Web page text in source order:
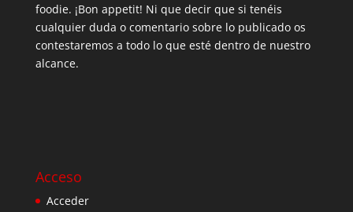
foodie. ¡Bon appetit! Ni que decir que si tenéis
cualquier duda o comentario sobre lo publicado os
contestaremos a todo lo que esté dentro de nuestro
alcance.
Acceso
Acceder